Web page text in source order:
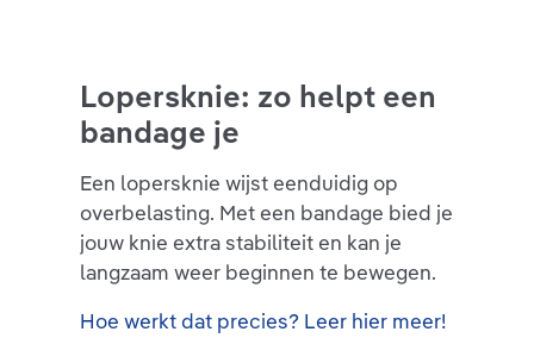
Lopersknie: zo helpt een
bandage je
Een lopersknie wijst eenduidig op
overbelasting. Met een bandage bied je
jouw knie extra stabiliteit en kan je
langzaam weer beginnen te bewegen.
Hoe werkt dat precies? Leer hier meer!